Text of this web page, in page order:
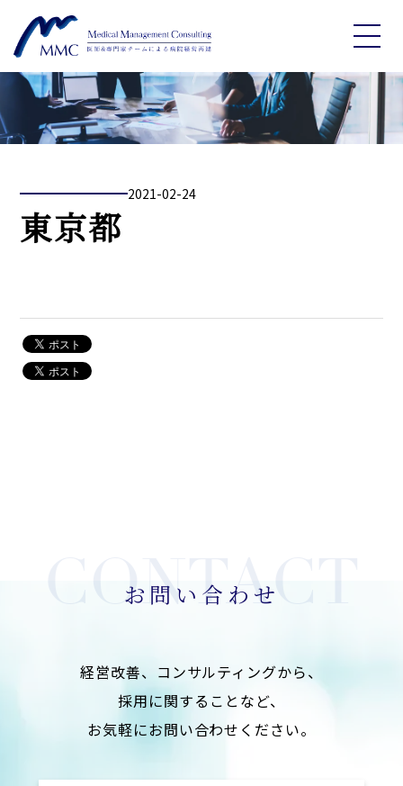
2021-02-24
東京都
お問い合わせ
経営改善、コンサルティングから、
採用に関することなど、
お気軽にお問い合わせください。